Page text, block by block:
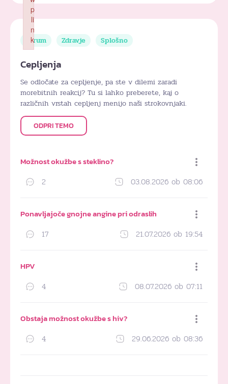
Forum Zdravje Splošno
Cepljenja
Se odločate za cepljenje, pa ste v dilemi zaradi
morebitnih reakcij? Tu si lahko preberete, kaj o
različnih vrstah cepljenj menijo naši strokovnjaki.
ODPRI TEMO
Možnost okužbe s steklino?
2 03.08.2026 ob 08:06
Ponavljajoče gnojne angine pri odraslih
17 21.07.2026 ob 19:54
HPV
4 08.07.2026 ob 07:11
Obstaja možnost okužbe s hiv?
4 29.06.2026 ob 08:36
p
li
n
k
Failed to initialize plugin: wplink